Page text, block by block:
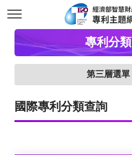
專利分類
第三層選單
國際專利分類查詢